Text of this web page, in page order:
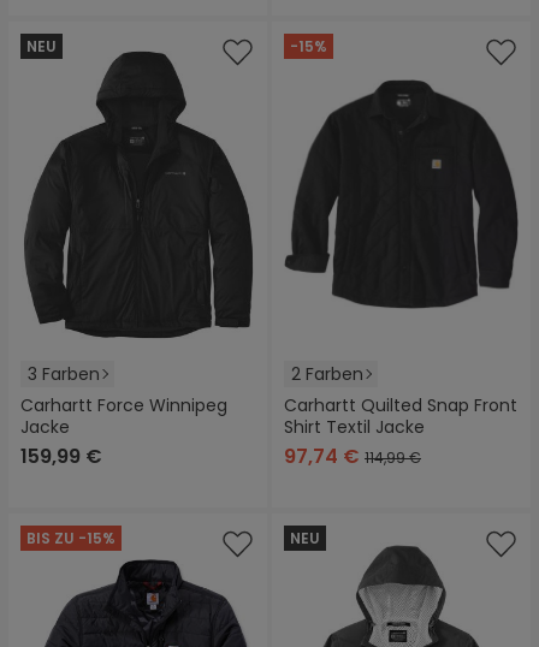
NEU
3 Farben
Carhartt Force Winnipeg
Jacke
159,99 €
-15%
2 Farben
Carhartt Quilted Snap Front
Shirt Textil Jacke
97,74 € 114,99 €
BIS ZU -15% NEU